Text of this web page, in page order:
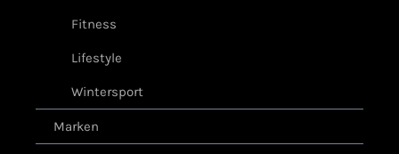
Fitness
Lifestyle
Wintersport
Marken